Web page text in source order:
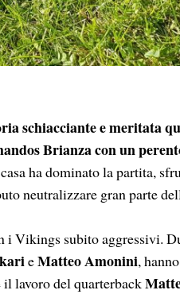
schiacciante e meritata
Brianza con un
ha dominato la partita,
neutralizzare gran parte
i Vikings subito aggressivi.
eMatteo Amonini,
lavoro del quarterback